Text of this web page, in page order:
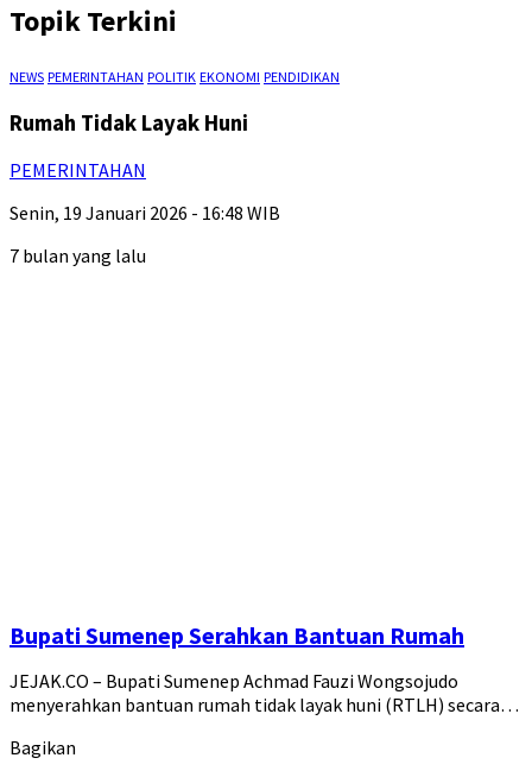
Topik Terkini
NEWS PEMERINTAHAN POLITIK EKONOMI PENDIDIKAN
Rumah Tidak Layak Huni
PEMERINTAHAN
Senin, 19 Januari 2026 - 16:48 WIB
7 bulan yang lalu
Bupati Sumenep Serahkan Bantuan Rumah
JEJAK.CO – Bupati Sumenep Achmad Fauzi Wongsojudo
menyerahkan bantuan rumah tidak layak huni (RTLH) secara…
Bagikan